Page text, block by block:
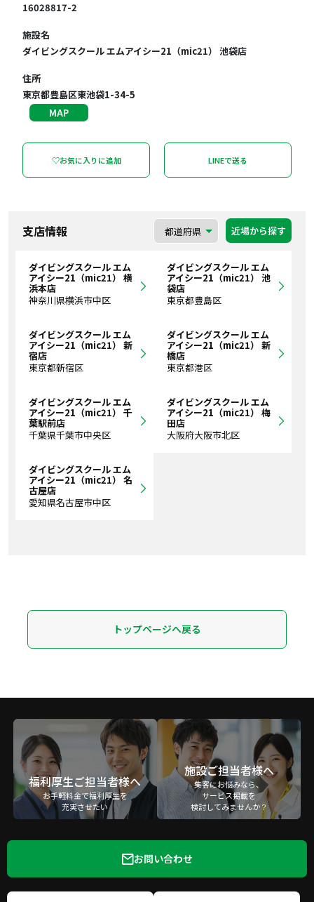
16028817-2
施設名
ダイビングスクール エムアイシー21（mic21） 池袋店
住所
東京都豊島区東池袋1-34-5
MAP
♡お気に入りに追加 LINEで送る
支店情報 近場から探す
ダイビングスクール エム
アイシー21（mic21） 横
浜本店
神奈川県横浜市中区
ダイビングスクール エム
アイシー21（mic21） 池
袋店
東京都豊島区
ダイビングスクール エム
アイシー21（mic21） 新
宿店
東京都新宿区
ダイビングスクール エム
アイシー21（mic21） 新
橋店
東京都港区
ダイビングスクール エム
アイシー21（mic21） 千
葉駅前店
千葉県千葉市中央区
ダイビングスクール エム
アイシー21（mic21） 梅
田店
大阪府大阪市北区
ダイビングスクール エム
アイシー21（mic21） 名
古屋店
愛知県名古屋市中区
トップページへ戻る
福利厚生ご担当者様へ
お手軽料金で福利厚生を
充実させたい
施設ご担当者様へ
集客にお悩みなら、
サービス掲載を
検討してみませんか？
お問い合わせ